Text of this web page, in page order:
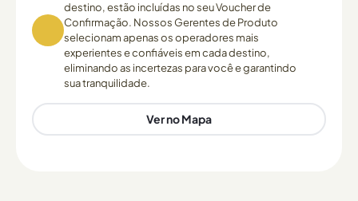
destino, estão incluídas no seu Voucher de
Confirmação. Nossos Gerentes de Produto
selecionam apenas os operadores mais
experientes e confiáveis em cada destino,
eliminando as incertezas para você e garantindo
sua tranquilidade.
Ver no Mapa